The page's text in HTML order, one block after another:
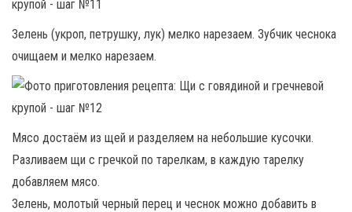
Зелень (укроп, петрушку, лук) мелко нарезаем. Зубчик чеснока
очищаем и мелко нарезаем.
Мясо достаём из щей и разделяем на небольшие кусочки.
Разливаем щи с гречкой по тарелкам, в каждую тарелку
добавляем мясо.
Зелень, молотый черный перец и чеснок можно добавить в